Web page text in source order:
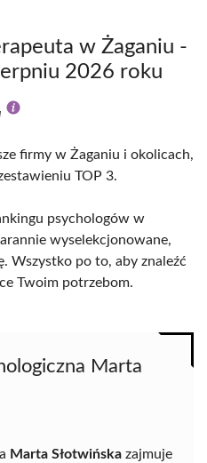
w Żaganiu -
2026 roku
firmy w Żaganiu i okolicach,
TOP 3.
psychologów w
wyselekcjonowane,
Wszystko po to, aby znaleźć
Twoim potrzebom.
Marta
Marta Słotwińska zajmuje